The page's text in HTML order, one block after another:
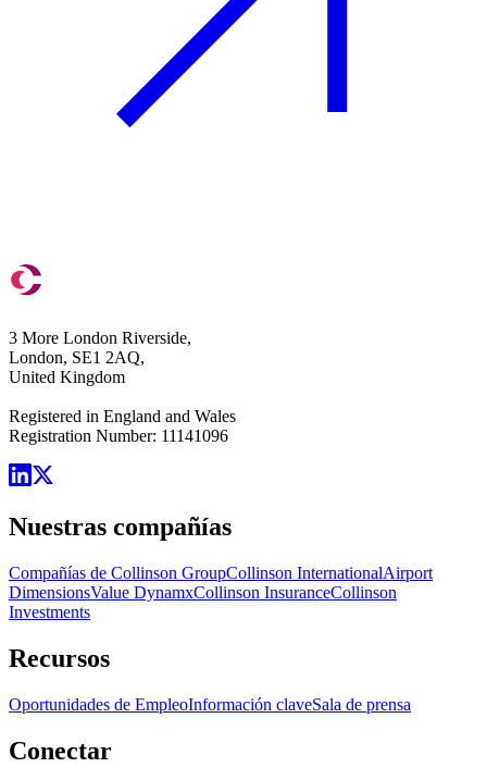
3 More London Riverside,
London, SE1 2AQ,
United Kingdom
Registered in England and Wales
Registration Number: 11141096
Nuestras compañías
Compañías de Collinson GroupCollinson InternationalAirport
DimensionsValue DynamxCollinson InsuranceCollinson
Investments
Recursos
Oportunidades de EmpleoInformación claveSala de prensa
Conectar